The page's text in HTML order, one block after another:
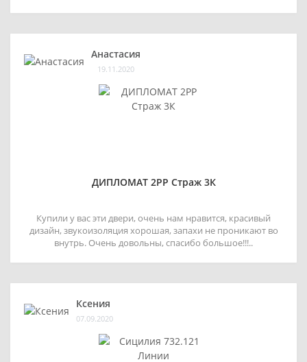
Анастасия
19.11.2020
ДИПЛОМАТ 2РР Страж 3К
Купили у вас эти двери, очень нам нравится, красивый
дизайн, звукоизоляция хорошая, запахи не проникают во
внутрь. Очень довольны, спасибо большое!!!..
Ксения
07.09.2020